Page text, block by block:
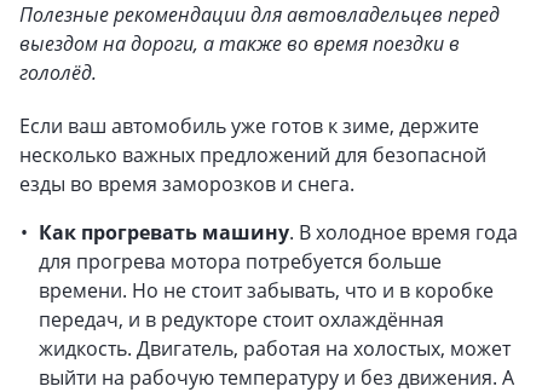
Полезные рекомендации для автовладельцев перед
выездом на дороги, а также во время поездки в
гололёд.
Если ваш автомобиль уже готов к зиме, держите
несколько важных предложений для безопасной
езды во время заморозков и снега.
Как прогревать машину. В холодное время года
для прогрева мотора потребуется больше
времени. Но не стоит забывать, что и в коробке
передач, и в редукторе стоит охлаждённая
жидкость. Двигатель, работая на холостых, может
выйти на рабочую температуру и без движения. А